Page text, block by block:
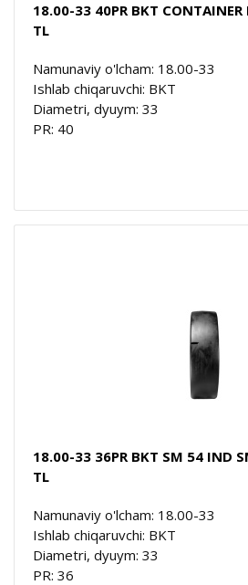
18.00-33 40PR BKT
TL
Namunaviy o'lcham: 18.00-33
Ishlab chiqaruvchi: BKT
Diametri, dyuym: 33
PR: 40
18.00-33 36PR BKT SM 54 IND
TL
Namunaviy o'lcham: 18.00-33
Ishlab chiqaruvchi: BKT
Diametri, dyuym: 33
PR: 36